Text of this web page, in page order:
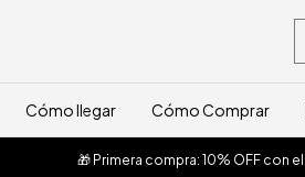
Cómo llegar Cómo Comprar
🎁 Primera compra: 10% OFF con